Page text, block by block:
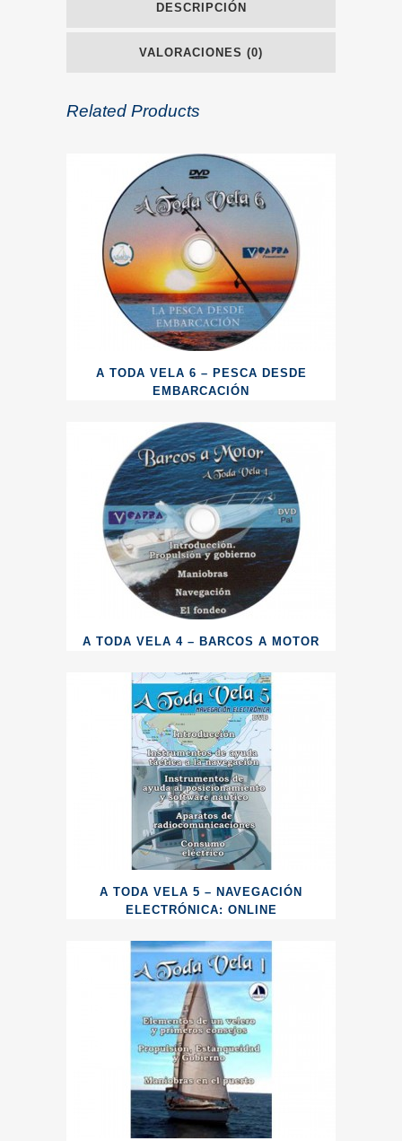
DESCRIPCIÓN
VALORACIONES (0)
Related Products
A TODA VELA 6 – PESCA DESDE
EMBARCACIÓN
A TODA VELA 4 – BARCOS A MOTOR
A TODA VELA 5 – NAVEGACIÓN
ELECTRÓNICA: ONLINE